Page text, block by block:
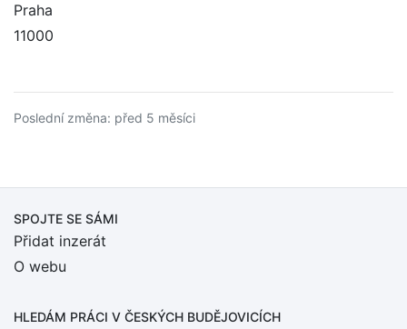
Praha
11000
Poslední změna: před 5 měsíci
SPOJTE SE SÁMI
Přidat inzerát
O webu
HLEDÁM PRÁCI V ČESKÝCH BUDĚJOVICÍCH